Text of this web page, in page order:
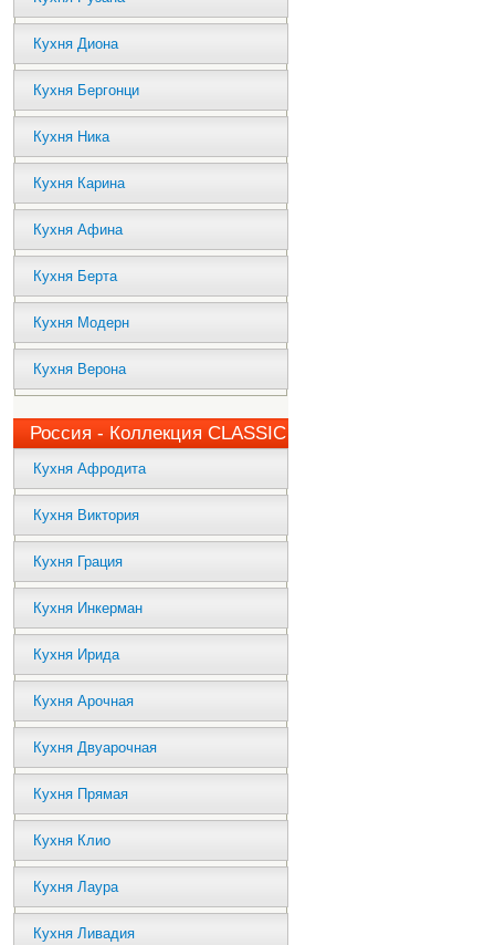
Кухня Диона
Кухня Бергонци
Кухня Ника
Кухня Карина
Кухня Афина
Кухня Берта
Кухня Модерн
Кухня Верона
Россия - Коллекция CLASSIC
Кухня Афродита
Кухня Виктория
Кухня Грация
Кухня Инкерман
Кухня Ирида
Кухня Арочная
Кухня Двуарочная
Кухня Прямая
Кухня Клио
Кухня Лаура
Кухня Ливадия